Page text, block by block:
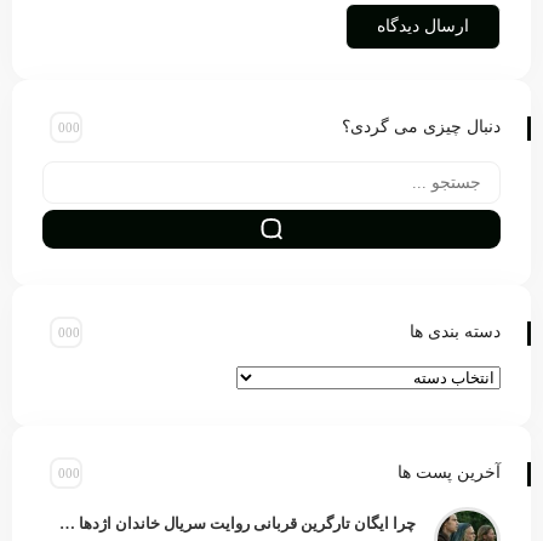
دنبال چیزی می گردی؟
دسته بندی ها
آخرین پست ها
چرا ایگان تارگرین قربانی روایت سریال خاندان اژدها شد؟